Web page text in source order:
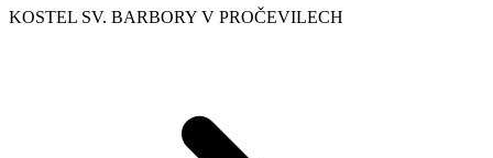
KOSTEL SV. BARBORY V PROČEVILECH